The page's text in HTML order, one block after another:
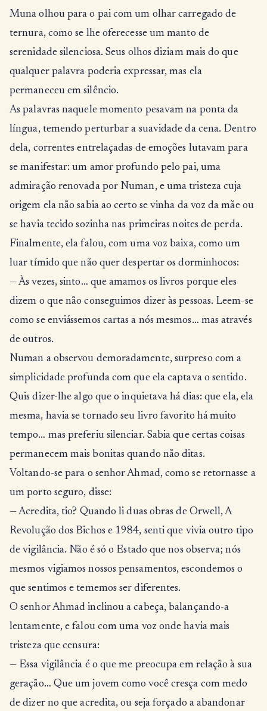
Muna olhou para o pai com um olhar carregado de
ternura, como se lhe oferecesse um manto de
serenidade silenciosa. Seus olhos diziam mais do que
qualquer palavra poderia expressar, mas ela
permaneceu em silêncio.
As palavras naquele momento pesavam na ponta da
língua, temendo perturbar a suavidade da cena. Dentro
dela, correntes entrelaçadas de emoções lutavam para
se manifestar: um amor profundo pelo pai, uma
admiração renovada por Numan, e uma tristeza cuja
origem ela não sabia ao certo se vinha da voz da mãe ou
se havia tecido sozinha nas primeiras noites de perda.
Finalmente, ela falou, com uma voz baixa, como um
luar tímido que não quer despertar os dorminhocos:
— Às vezes, sinto… que amamos os livros porque eles
dizem o que não conseguimos dizer às pessoas. Leem-se
como se enviássemos cartas a nós mesmos… mas através
de outros.
Numan a observou demoradamente, surpreso com a
simplicidade profunda com que ela captava o sentido.
Quis dizer-lhe algo que o inquietava há dias: que ela, ela
mesma, havia se tornado seu livro favorito há muito
tempo… mas preferiu silenciar. Sabia que certas coisas
permanecem mais bonitas quando não ditas.
Voltando-se para o senhor Ahmad, como se retornasse a
um porto seguro, disse:
— Acredita, tio? Quando li duas obras de Orwell, A
Revolução dos Bichos e 1984, senti que vivia outro tipo
de vigilância. Não é só o Estado que nos observa; nós
mesmos vigiamos nossos pensamentos, escondemos o
que sentimos e tememos ser diferentes.
O senhor Ahmad inclinou a cabeça, balançando-a
lentamente, e falou com uma voz onde havia mais
tristeza que censura:
— Essa vigilância é o que me preocupa em relação à sua
geração… Que um jovem como você cresça com medo
de dizer no que acredita, ou seja forçado a abandonar